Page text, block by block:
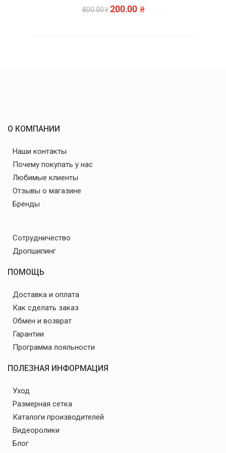
800.00 200.00
О КОМПАНИИ
Наши контакты
Почему покупать у нас
Любимые клиенты
Отзывы о магазине
Бренды
Сотрудничество
Дропшипинг
ПОМОЩЬ
Доставка и оплата
Как сделать заказ
Обмен и возврат
Гарантии
Программа лояльности
ПОЛЕЗНАЯ ИНФОРМАЦИЯ
Уход
Размерная сетка
Каталоги производителей
Видеоролики
Блог